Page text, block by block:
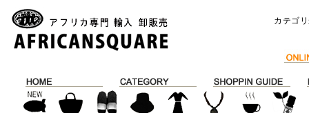
カテゴ